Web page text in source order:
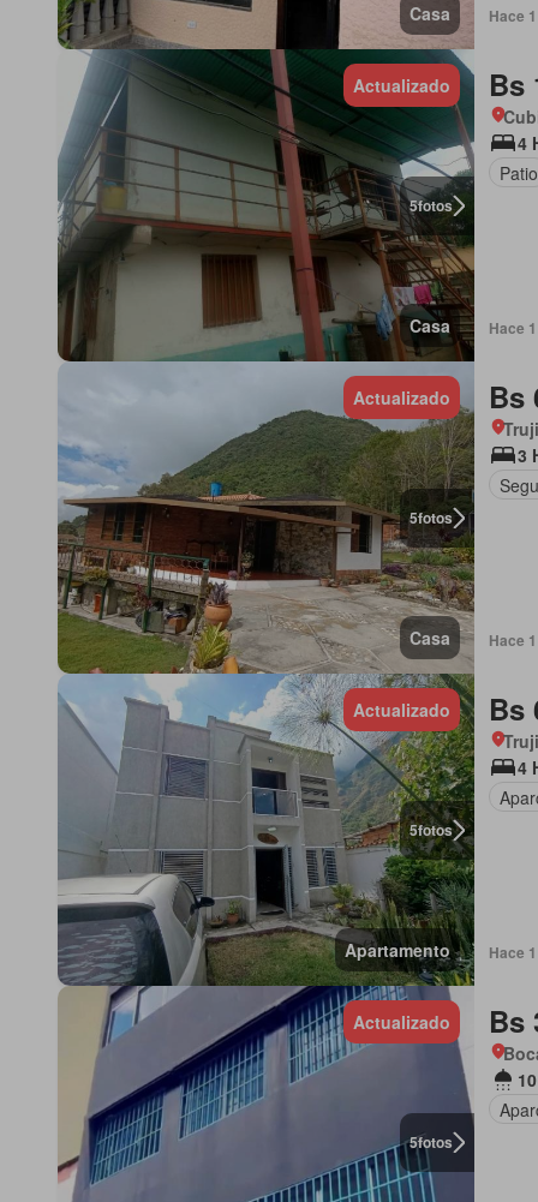
Casa Hace
5fotos
Actualizado
Casa
Bs
4
Patio
Hace
5fotos
Actualizado
Casa
Bs
3
Hace
5fotos
Actualizado
Apartamento
Bs
4
Hace
5fotos
Actualizado Bs